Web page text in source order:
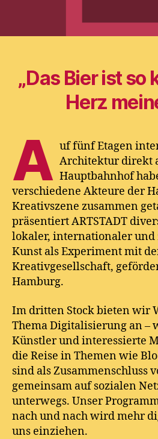
„Das Bier ist so
Herz
A uf fünf Etagen
Architektur direkt
Hauptbahnhof
verschiedene Akteure der
Kreativszene zusammen
präsentiert ARTSTADT
lokaler, internationaler und
Kunst als Experiment mit
Kreativgesellschaft,
Hamburg.
Im dritten Stock bieten wir
Thema Digitalisierung an –
Künstler und interessierte
die Reise in Themen wie
sind als Zusammenschluss
gemeinsam auf sozialen
unterwegs. Unser
nach und nach wird mehr
uns einziehen.